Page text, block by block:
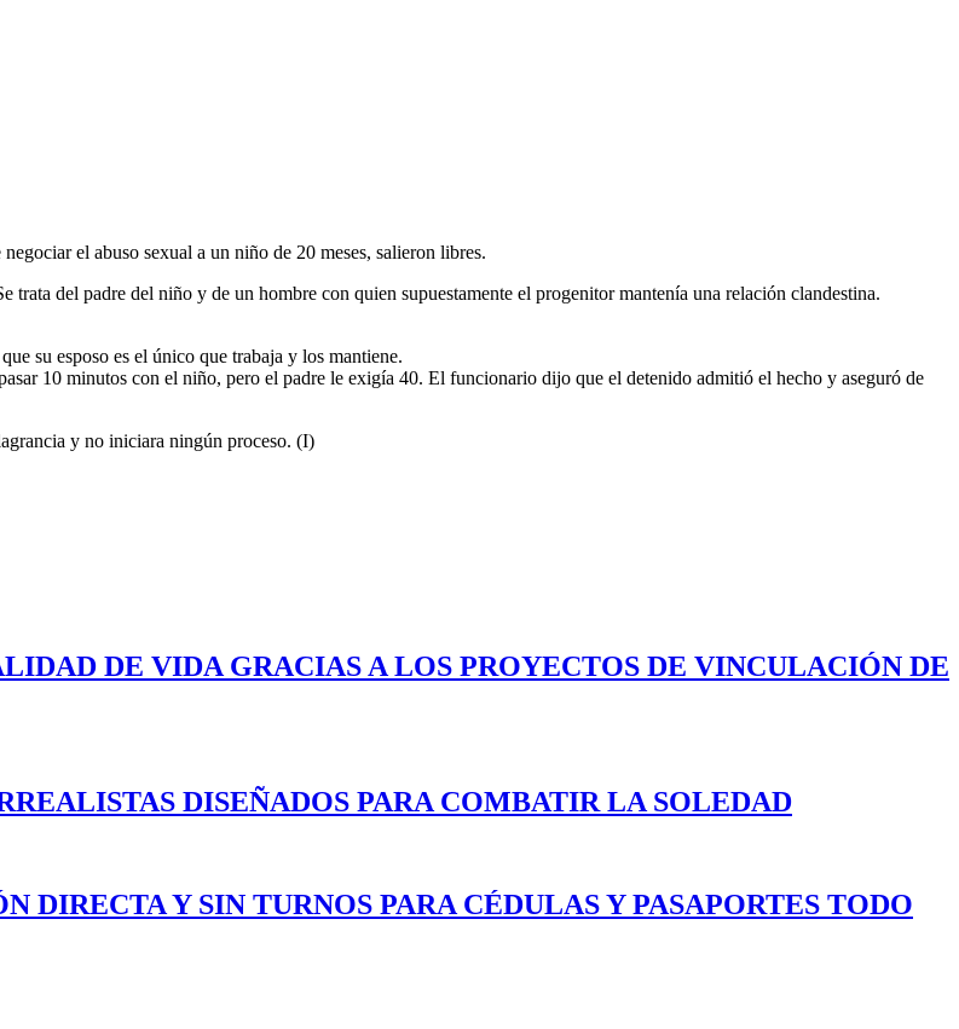
el abuso sexual a un niño de 20 meses, salieron libres.
del padre del niño y de un hombre con quien supuestamente el progenitor mantenía una relación clandestina.
su esposo es el único que trabaja y los mantiene.
10 minutos con el niño, pero el padre le exigía 40. El funcionario dijo que el detenido admitió el hecho y aseguró de
y no iniciara ningún proceso. (I)
DE VIDA GRACIAS A LOS PROYECTOS DE VINCULACIÓN DE
DISEÑADOS PARA COMBATIR LA SOLEDAD
Y SIN TURNOS PARA CÉDULAS Y PASAPORTES TODO